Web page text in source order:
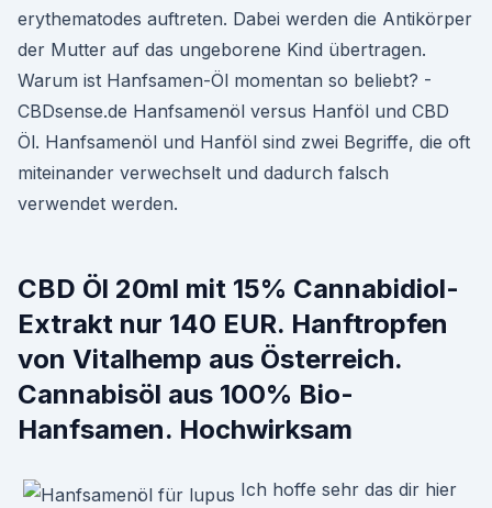
erythematodes auftreten. Dabei werden die Antikörper
der Mutter auf das ungeborene Kind übertragen.
Warum ist Hanfsamen-Öl momentan so beliebt? -
CBDsense.de Hanfsamenöl versus Hanföl und CBD
Öl. Hanfsamenöl und Hanföl sind zwei Begriffe, die oft
miteinander verwechselt und dadurch falsch
verwendet werden.
CBD Öl 20ml mit 15% Cannabidiol-
Extrakt nur 140 EUR. Hanftropfen
von Vitalhemp aus Österreich.
Cannabisöl aus 100% Bio-
Hanfsamen. Hochwirksam
Ich hoffe sehr das dir hier